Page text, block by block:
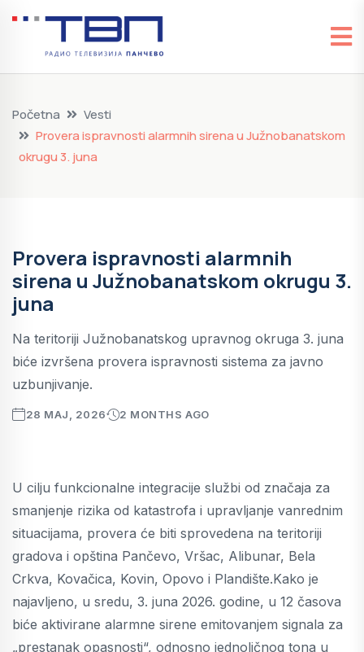
Početna
Vesti
Provera ispravnosti alarmnih sirena u Južnobanatskom
okrugu 3. juna
Provera ispravnosti alarmnih
sirena u Južnobanatskom okrugu 3.
juna
Na teritoriji Južnobanatskog upravnog okruga 3. juna
biće izvršena provera ispravnosti sistema za javno
uzbunjivanje.
28 MAJ, 2026 2 MONTHS AGO
U cilju funkcionalne integracije službi od značaja za
smanjenje rizika od katastrofa i upravljanje vanrednim
situacijama, provera će biti sprovedena na teritoriji
gradova i opština Pančevo, Vršac, Alibunar, Bela
Crkva, Kovačica, Kovin, Opovo i Plandište.Kako je
najavljeno, u sredu, 3. juna 2026. godine, u 12 časova
biće aktivirane alarmne sirene emitovanjem signala za
„prestanak opasnosti“, odnosno jednoličnog tona u